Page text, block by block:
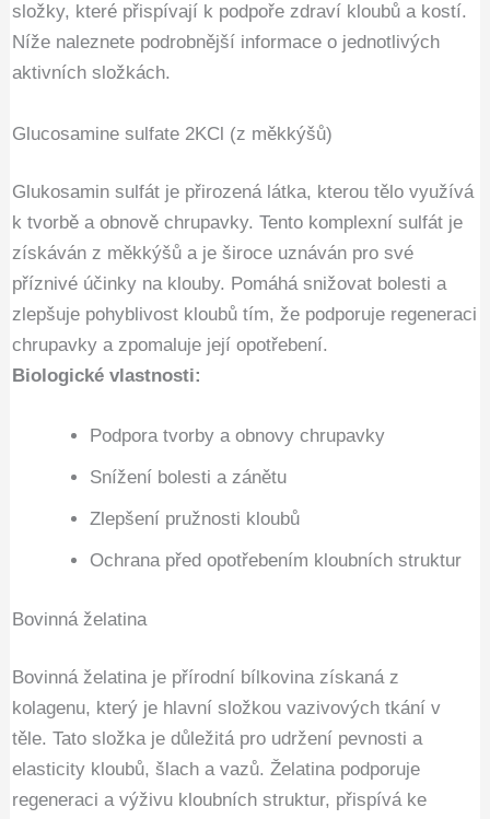
složky, které přispívají k podpoře zdraví kloubů a kostí.
Níže naleznete podrobnější informace o jednotlivých
aktivních složkách.
Glucosamine sulfate 2KCl (z měkkýšů)
Glukosamin sulfát je přirozená látka, kterou tělo využívá
k tvorbě a obnově chrupavky. Tento komplexní sulfát je
získáván z měkkýšů a je široce uznáván pro své
příznivé účinky na klouby. Pomáhá snižovat bolesti a
zlepšuje pohyblivost kloubů tím, že podporuje regeneraci
chrupavky a zpomaluje její opotřebení.
Biologické vlastnosti:
Podpora tvorby a obnovy chrupavky
Snížení bolesti a zánětu
Zlepšení pružnosti kloubů
Ochrana před opotřebením kloubních struktur
Bovinná želatina
Bovinná želatina je přírodní bílkovina získaná z
kolagenu, který je hlavní složkou vazivových tkání v
těle. Tato složka je důležitá pro udržení pevnosti a
elasticity kloubů, šlach a vazů. Želatina podporuje
regeneraci a výživu kloubních struktur, přispívá ke